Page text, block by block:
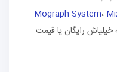
Mograph System،
رایگان یا قیمت